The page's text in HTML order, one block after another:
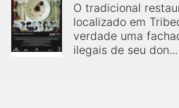
O tradicional
localizado em
verdade uma
ilegais de seu don...